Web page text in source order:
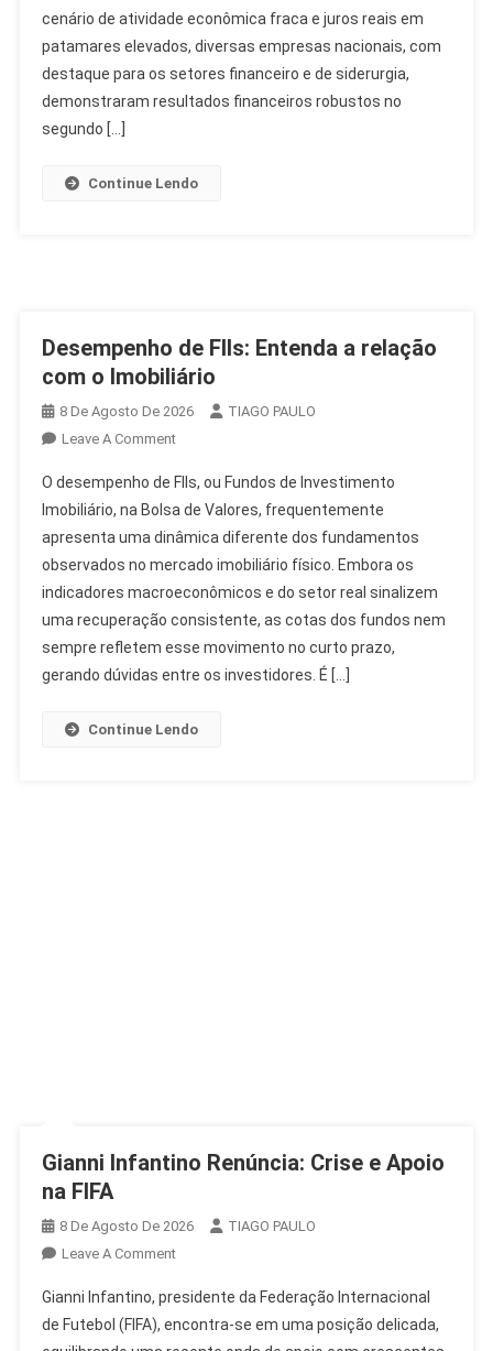
2T26:
Destaques
Da
Semana
cenário de atividade econômica fraca e juros reais em
patamares elevados, diversas empresas nacionais, com
destaque para os setores financeiro e de siderurgia,
demonstraram resultados financeiros robustos no
segundo […]
Continue Lendo
Desempenho de FIIs: Entenda a relação
com o Imobiliário
8 De Agosto De 2026
TIAGO PAULO
Leave A CommentOn
De
FIIs:
Entenda
A
Relação
Com
Imobiliário
O desempenho de FIIs, ou Fundos de Investimento
Imobiliário, na Bolsa de Valores, frequentemente
apresenta uma dinâmica diferente dos fundamentos
observados no mercado imobiliário físico. Embora os
indicadores macroeconômicos e do setor real sinalizem
uma recuperação consistente, as cotas dos fundos nem
sempre refletem esse movimento no curto prazo,
gerando dúvidas entre os investidores. É […]
Continue Lendo
Gianni Infantino Renúncia: Crise e Apoio
na FIFA
8 De Agosto De 2026
TIAGO PAULO
Leave A CommentOn
Infantino
Renúncia:
Gianni Infantino, presidente da Federação Internacional
de Futebol (FIFA), encontra-se em uma posição delicada,